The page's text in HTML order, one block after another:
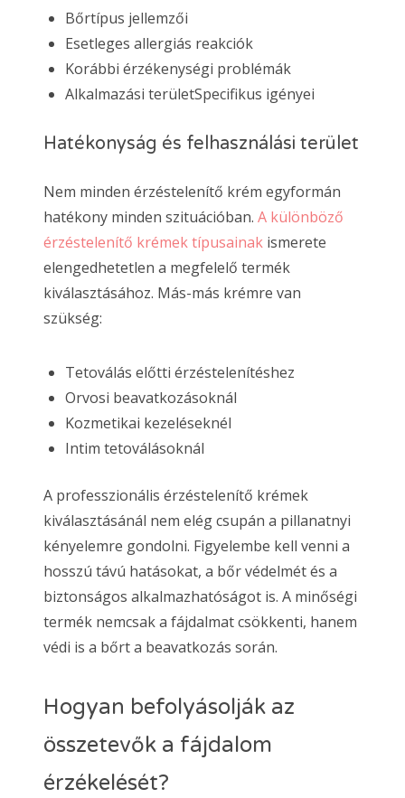
Bőrtípus jellemzői
Esetleges allergiás reakciók
Korábbi érzékenységi problémák
Alkalmazási területSpecifikus igényei
Hatékonyság és felhasználási terület
Nem minden érzéstelenítő krém egyformán
hatékony minden szituációban. A különböző
érzéstelenítő krémek típusainak ismerete
elengedhetetlen a megfelelő termék
kiválasztásához. Más-más krémre van
szükség:
Tetoválás előtti érzéstelenítéshez
Orvosi beavatkozásoknál
Kozmetikai kezeléseknél
Intim tetoválásoknál
A professzionális érzéstelenítő krémek
kiválasztásánál nem elég csupán a pillanatnyi
kényelemre gondolni. Figyelembe kell venni a
hosszú távú hatásokat, a bőr védelmét és a
biztonságos alkalmazhatóságot is. A minőségi
termék nemcsak a fájdalmat csökkenti, hanem
védi is a bőrt a beavatkozás során.
Hogyan befolyásolják az
összetevők a fájdalom
érzékelését?